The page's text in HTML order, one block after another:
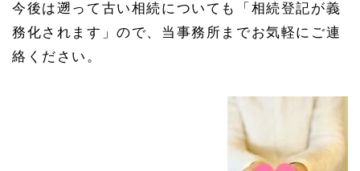
今後は遡って古い相続についても「相続登記が義
務化されます」ので、当事務所までお気軽にご連
絡ください。